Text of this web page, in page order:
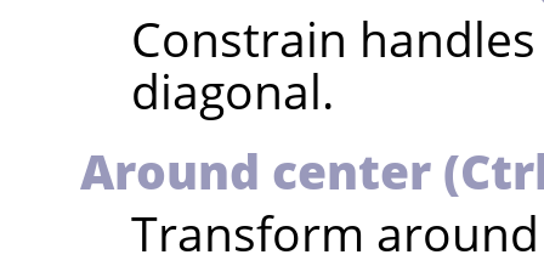
Constrain
diagonal.
Around center
Transform